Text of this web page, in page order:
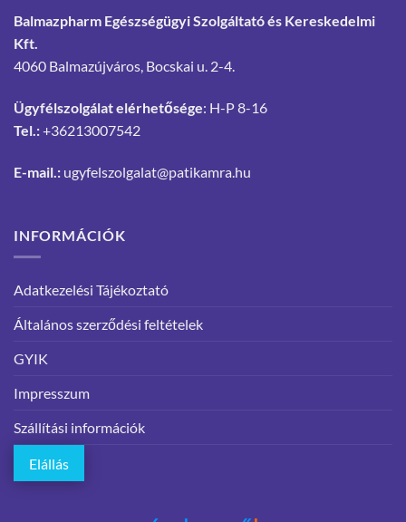
Balmazpharm Egészségügyi Szolgáltató és Kereskedelmi
Kft.
4060 Balmazújváros, Bocskai u. 2-4.
Ügyfélszolgálat elérhetősége: H-P 8-16
Tel.:+36213007542
E-mail.: ugyfelszolgalat@patikamra.hu
INFORMÁCIÓK
Adatkezelési Tájékoztató
Általános szerződési feltételek
GYIK
Impresszum
Szállítási információk
Elállás